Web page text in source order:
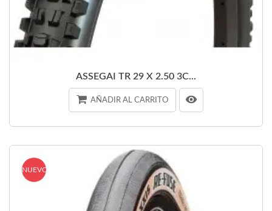
ASSEGAI TR 29 X 2.50 3C...
AÑADIR AL CARRITO
NUEVO